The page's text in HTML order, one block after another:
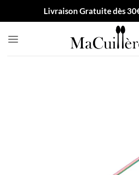
Livraison Gratuite dès